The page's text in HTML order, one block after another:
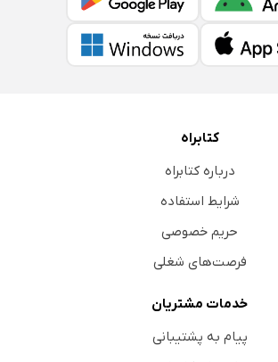
کتابراه
درباره کتابراه
شرایط استفاده
حریم خصوصی
فرصت‌های شغلی
خدمات مشتریان
پیام به پشتیبانی